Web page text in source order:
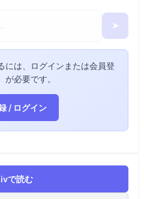
➤
には、ログインまたは会員登
が必要です。
/ ログイン
で読む